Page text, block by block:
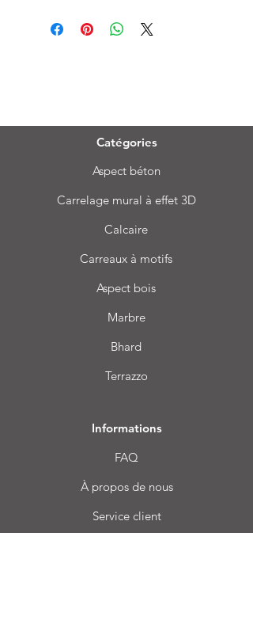
Catégories
Aspect béton
Carrelage mural à effet 3D
Calcaire
Carreaux à motifs
Aspect bois
Marbre
Bhard
Terrazzo
Informations
FAQ
À propos de nous
Service client